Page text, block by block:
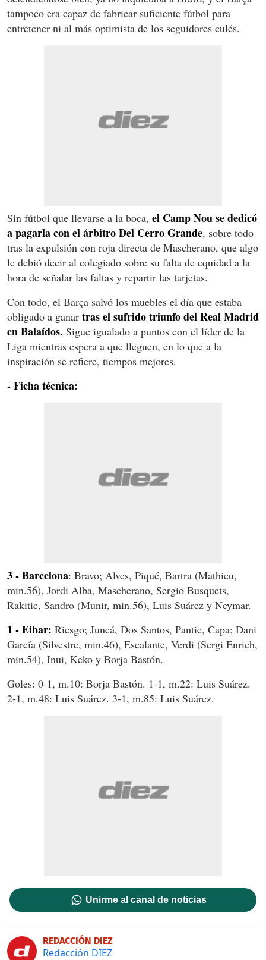
tampoco era capaz de fabricar suficiente fútbol para
entretener ni al más optimista de los seguidores culés.
Sin fútbol que llevarse a la boca, el Camp Nou se dedicó
a pagarla con el árbitro Del Cerro Grande, sobre todo
tras la expulsión con roja directa de Mascherano, que algo
le debió decir al colegiado sobre su falta de equidad a la
hora de señalar las faltas y repartir las tarjetas.
Con todo, el Barça salvó los muebles el día que estaba
obligado a ganar tras el sufrido triunfo del Real Madrid
en Balaídos. Sigue igualado a puntos con el líder de la
Liga mientras espera a que lleguen, en lo que a la
inspiración se refiere, tiempos mejores.
- Ficha técnica:
3 - Barcelona: Bravo; Alves, Piqué, Bartra (Mathieu,
min.56), Jordi Alba, Mascherano, Sergio Busquets,
Rakitic, Sandro (Munir, min.56), Luis Suárez y Neymar.
1 - Eibar: Riesgo; Juncá, Dos Santos, Pantic, Capa; Dani
García (Silvestre, min.46), Escalante, Verdi (Sergi Enrich,
min.54), Inui, Keko y Borja Bastón.
Goles: 0-1, m.10: Borja Bastón. 1-1, m.22: Luis Suárez.
2-1, m.48: Luis Suárez. 3-1, m.85: Luis Suárez.
Unirme al canal de noticias
REDACCIÓN DIEZ
Redacción DIEZ